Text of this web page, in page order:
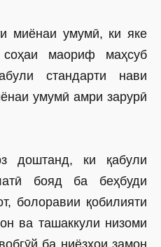
миёнаи умумӣ, ки яке
маориф маҳсуб
стандарти нави
умумӣ амри зарурӣ
доштанд, ки қабули
бояд ба беҳбуди
болоравии қобилияти
ва ташаккули низоми